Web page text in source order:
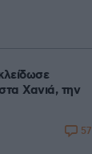
Χανιά, την
57